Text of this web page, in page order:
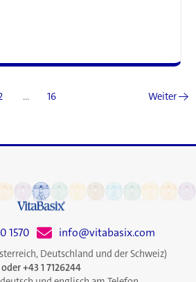
… 16 Weiter→
1570 info@vitabasix.com
Deutschland und der Schweiz)
oder +43 1 7126244